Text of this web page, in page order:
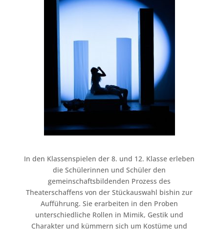
In den Klassenspielen der 8. und 12. Klasse erleben
die Schülerinnen und Schüler den
gemeinschaftsbildenden Prozess des
Theaterschaffens von der Stückauswahl bishin zur
Aufführung. Sie erarbeiten in den Proben
unterschiedliche Rollen in Mimik, Gestik und
Charakter und kümmern sich um Kostüme und